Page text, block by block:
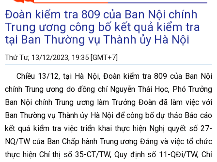
Đoàn kiểm tra 809 của Ban Nội chính
Trung ương công bố kết quả kiểm tra
tại Ban Thường vụ Thành ủy Hà Nội
Thứ Tư, 13/12/2023, 19:35 [GMT+7]
Chiều 13/12, tại Hà Nội, Đoàn kiểm tra 809 của Ban Nội
chính Trung ương do đồng chí Nguyễn Thái Học, Phó Trưởng
Ban Nội chính Trung ương làm Trưởng Đoàn đã làm việc với
Ban Thường vụ Thành ủy Hà Nội để công bố dự thảo Báo cáo
kết quả kiểm tra việc triển khai thực hiện Nghị quyết số 27-
NQ/TW của Ban Chấp hành Trung ương Đảng và việc tổ chức
thực hiện Chỉ thị số 35-CT/TW, Quy định số 11-QĐi/TW, Chỉ